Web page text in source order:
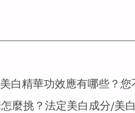
白精華功效應有哪些？
麼挑？法定美白成分/美